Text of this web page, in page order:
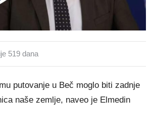
519 dana
putovanje u Beč moglo biti zadnje
naše zemlje, naveo je Elmedin